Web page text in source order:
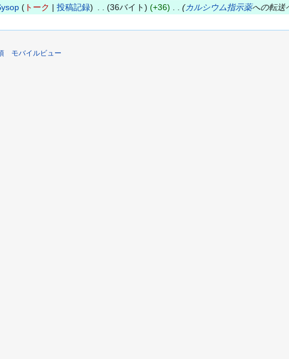
トーク 投稿記録 36バイト +36 カルシウム指示薬への転送
モバイルビュー